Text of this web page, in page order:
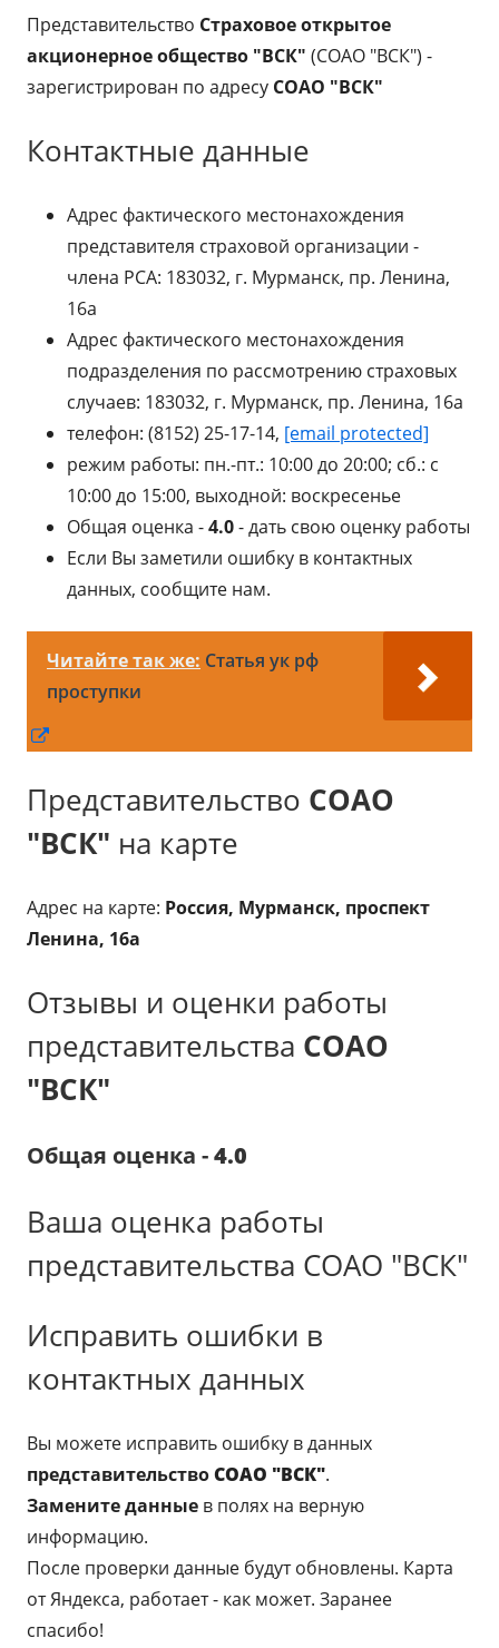
Представительство Страховое открытое
акционерное общество "ВСК" (СОАО "ВСК") -
зарегистрирован по адресу СОАО "ВСК"
Контактные данные
Адрес фактического местонахождения
представителя страховой организации -
члена РСА: 183032, г. Мурманск, пр. Ленина,
16а
Адрес фактического местонахождения
подразделения по рассмотрению страховых
случаев: 183032, г. Мурманск, пр. Ленина, 16а
телефон: (8152) 25-17-14, [email protected]
режим работы: пн.-пт.: 10:00 до 20:00; сб.: с
10:00 до 15:00, выходной: воскресенье
Общая оценка -4.0- дать свою оценку работы
Если Вы заметили ошибку в контактных
данных, сообщите нам.
Читайте так же: Статья ук рф
проступки
новом
окне
Представительство СОАО
"ВСК" на карте
Адрес на карте: Россия, Мурманск, проспект
Ленина, 16а
Отзывы и оценки работы
представительства СОАО
"ВСК"
Общая оценка -4.0
Ваша оценка работы
представительства СОАО "ВСК"
Исправить ошибки в
контактных данных
Вы можете исправить ошибку в данных
представительствоСОАО "ВСК".
Замените данные в полях на верную
информацию.
После проверки данные будут обновлены. Карта
от Яндекса, работает - как может. Заранее
спасибо!